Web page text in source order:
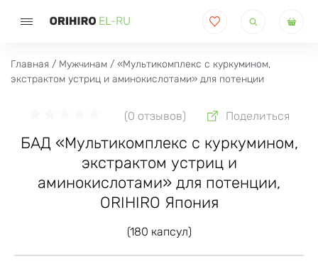
товаров
Главная / Мужчинам / «Мультикомплекс с куркумином,
экстрактом устриц и аминокислотами» для потенции
(0 отзывов) Поделиться
БАД «Мультикомплекс с куркумином,
экстрактом устриц и
аминокислотами» для потенции,
ORIHIRO Япония
(180 капсул)